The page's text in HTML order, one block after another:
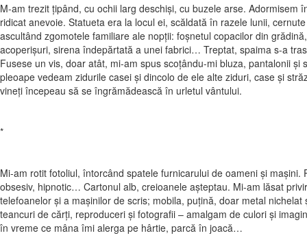
M-am trezit ţipând, cu ochii larg deschişi, cu buzele arse.
ridicat anevoie. Statueta era la locul ei, scăldată în razele lunii,
ascultând zgomotele familiare ale nopţii: foşnetul copacilor din
acoperişuri, sirena îndepărtată a unei fabrici… Treptat, spaima s-a
Fusese un vis, doar atât, mi-am spus scoţându-mi bluza, pantalonii
pleoape vedeam zidurile casei şi dincolo de ele alte ziduri, case şi
vineţi începeau să se îngrămădească în urletul vântului.
*
Mi-am rotit fotoliul, întorcând spatele furnicarului de oameni şi
obsesiv, hipnotic… Cartonul alb, creioanele aşteptau. Mi-am lăsat
telefoanelor şi a maşinilor de scris; mobila, puţină, doar metal
teancuri de cărţi, reproduceri şi fotografii – amalgam de culori şi
în vreme ce mâna îmi alerga pe hârtie, parcă în joacă…